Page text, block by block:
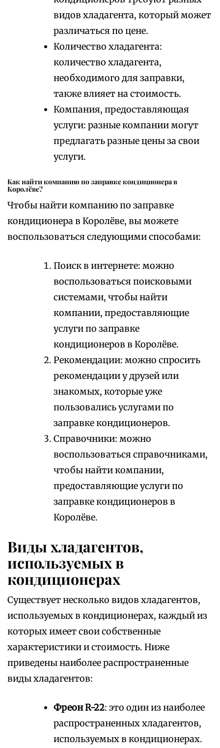
видов хладагента, который может
различаться по цене.
Количество хладагента:
количество хладагента,
необходимого для заправки,
также влияет на стоимость.
Компания, предоставляющая
услуги: разные компании могут
предлагать разные цены за свои
услуги.
Как найти компанию по заправке кондиционера в
Королёве?
Чтобы найти компанию по заправке
кондиционера в Королёве, вы можете
воспользоваться следующими способами:
Поиск в интернете: можно
воспользоваться поисковыми
системами, чтобы найти
компании, предоставляющие
услуги по заправке
кондиционеров в Королёве.
Рекомендации: можно спросить
рекомендации у друзей или
знакомых, которые уже
пользовались услугами по
заправке кондиционеров.
Справочники: можно
воспользоваться справочниками,
чтобы найти компании,
предоставляющие услуги по
заправке кондиционеров в
Королёве.
Виды хладагентов,
используемых в
кондиционерах
Существует несколько видов хладагентов,
используемых в кондиционерах, каждый из
которых имеет свои собственные
характеристики и стоимость. Ниже
приведены наиболее распространенные
виды хладагентов:
Фреон R-22: это один из наиболее
распространенных хладагентов,
используемых в кондиционерах.